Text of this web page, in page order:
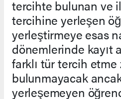
tercihte bulunan ve
tercihine yerleşen
yerleştirmeye esas
dönemlerinde kayıt
farklı tür tercih
bulunmayacak
yerleşemeyen